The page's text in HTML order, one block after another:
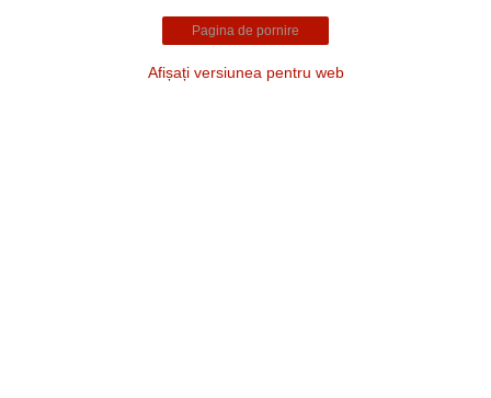
Pagina de pornire
Afișați versiunea pentru web